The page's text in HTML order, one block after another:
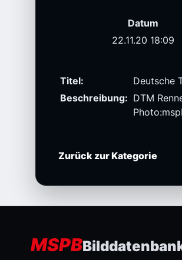
Datum
22.11.20 18:09
Titel:
Deutsche
Beschreibung: DTM
Zurück zur Kategorie
MSPB